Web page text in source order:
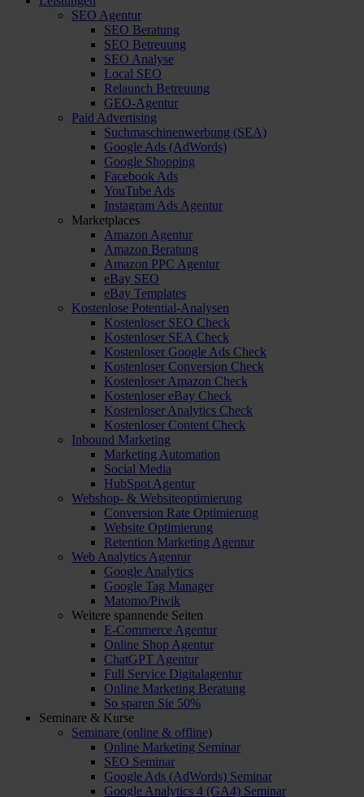
SEO Agentur
SEO Beratung
SEO Betreuung
SEO Analyse
Local SEO
Relaunch Betreuung
GEO-Agentur
Paid Advertising
Suchmaschinenwerbung (SEA)
Google Ads (AdWords)
Google Shopping
Facebook Ads
YouTube Ads
Instagram Ads Agentur
Marketplaces
Amazon Agentur
Amazon Beratung
Amazon PPC Agentur
eBay SEO
eBay Templates
Kostenlose Potential-Analysen
Kostenloser SEO Check
Kostenloser SEA Check
Kostenloser Google Ads Check
Kostenloser Conversion Check
Kostenloser Amazon Check
Kostenloser eBay Check
Kostenloser Analytics Check
Kostenloser Content Check
Inbound Marketing
Marketing Automation
Social Media
HubSpot Agentur
Webshop- & Websiteoptimierung
Conversion Rate Optimierung
Website Optimierung
Retention Marketing Agentur
Web Analytics Agentur
Google Analytics
Google Tag Manager
Matomo/Piwik
Weitere spannende Seiten
E-Commerce Agentur
Online Shop Agentur
ChatGPT Agentur
Full Service Digitalagentur
Online Marketing Beratung
So sparen Sie 50%
Seminare & Kurse
Seminare (online & offline)
Online Marketing Seminar
SEO Seminar
Google Ads (AdWords) Seminar
Google Analytics 4 (GA4) Seminar